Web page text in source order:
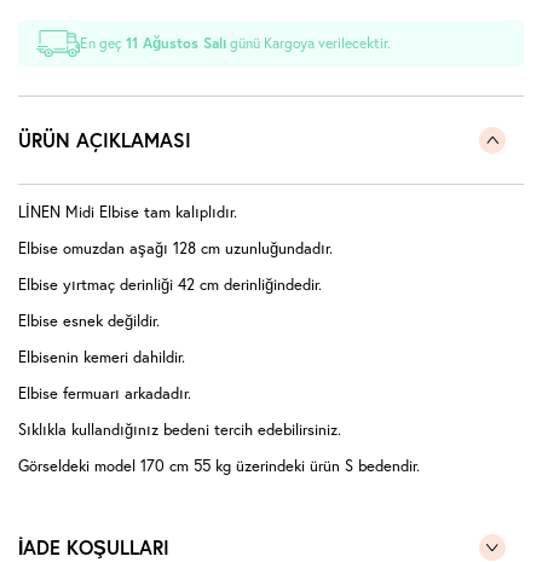
En geç11 Ağustos Salı günü Kargoya verilecektir.
ÜRÜN AÇIKLAMASI
LİNEN Midi Elbise tam kalıplıdır.
Elbise omuzdan aşağı 128 cm uzunluğundadır.
Elbise yırtmaç derinliği 42 cm derinliğindedir.
Elbise esnek değildir.
Elbisenin kemeri dahildir.
Elbise fermuarı arkadadır.
Sıklıkla kullandığınız bedeni tercih edebilirsiniz.
Görseldeki model 170 cm 55 kg üzerindeki ürün S bedendir.
İADE KOŞULLARI